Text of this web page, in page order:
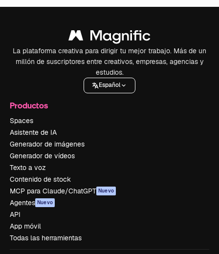
La plataforma creativa para dirigir tu mejor trabajo. Más de un
millón de suscriptores entre creativos, empresas, agencias y
estudios.
Español
Productos
Spaces
Asistente de IA
Generador de imágenes
Generador de vídeos
Texto a voz
Contenido de stock
MCP para Claude/ChatGPT Nuevo
Agentes Nuevo
API
App móvil
Todas las herramientas